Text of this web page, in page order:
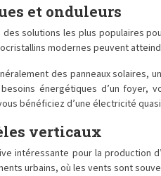
et onduleurs
solutions les plus populaires
modernes peuvent
des panneaux
énergétiques d’un foyer,
bénéficiez d’une électricité
verticaux
intéressante pour la production
urbains, où les vents sont